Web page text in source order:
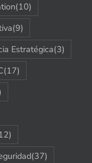
(10)
(9)
Estratégica(3)
(17)
(37)